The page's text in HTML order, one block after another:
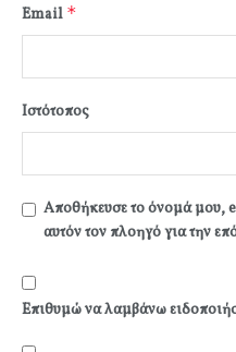
Email *
Ιστότοπος
Αποθήκευσε το όνομά μου,
αυτόν τον πλοηγό για την
Επιθυμώ να λαμβάνω